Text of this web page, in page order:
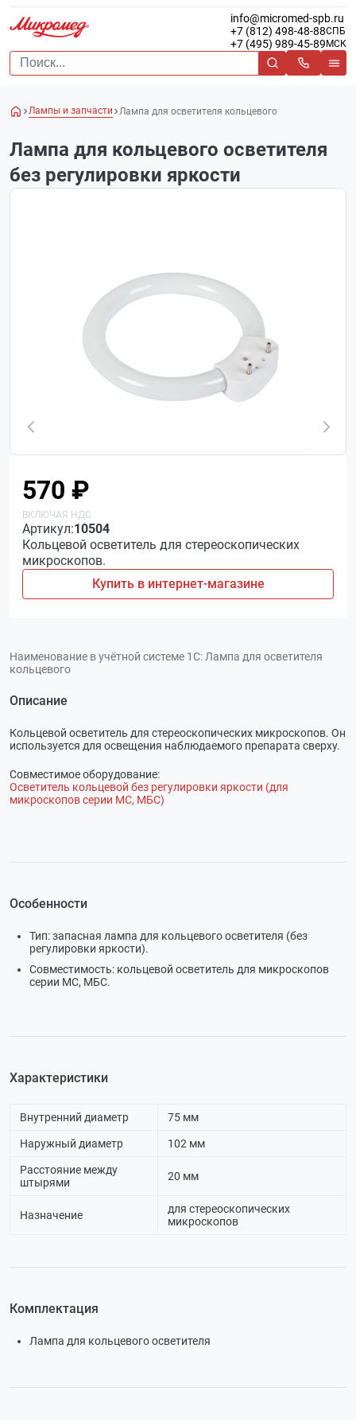
info@micromed-spb.ru
+7 (812) 498-48-88СПБ
+7 (495) 989-45-89 МСК
Лампы и запчасти Лампа для осветителя кольцевого
Лампа для кольцевого осветителя
без регулировки яркости
570 ₽
Артикул:10504
Кольцевой осветитель для стереоскопических
микроскопов.
Купить в интернет-магазине
Наименование в учётной системе 1С: Лампа для осветителя
кольцевого
Описание
Кольцевой осветитель для стереоскопических микроскопов. Он
используется для освещения наблюдаемого препарата сверху.
Совместимое оборудование:
Осветитель кольцевой без регулировки яркости (для
микроскопов серии МС, МБС)
Особенности
Тип: запасная лампа для кольцевого осветителя (без
регулировки яркости).
Совместимость: кольцевой осветитель для микроскопов
серии МС, МБС.
Характеристики
Внутренний диаметр 75 мм
Наружный диаметр 102 мм
Расстояние между
штырями
20 мм
Назначение
для стереоскопических
микроскопов
Комплектация
Лампа для кольцевого осветителя